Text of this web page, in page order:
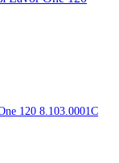
120 8.103.0001C